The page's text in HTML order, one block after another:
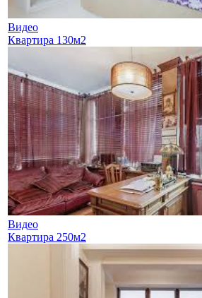
Видео
Квартира 130м2
Видео
Квартира 250м2